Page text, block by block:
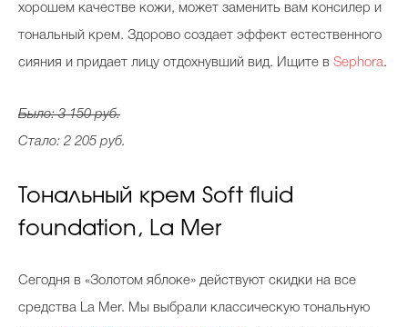
хорошем качестве кожи, может заменить вам консилер и
тональный крем. Здорово создает эффект естественного
сияния и придает лицу отдохнувший вид. Ищите в Sephora.
Было: 3 150 руб.
Стало: 2 205 руб.
Тональный крем Soft fluid
foundation, La Mer
Cегодня в «Золотом яблоке» действуют скидки на все
средства La Mer. Мы выбрали классическую тональную